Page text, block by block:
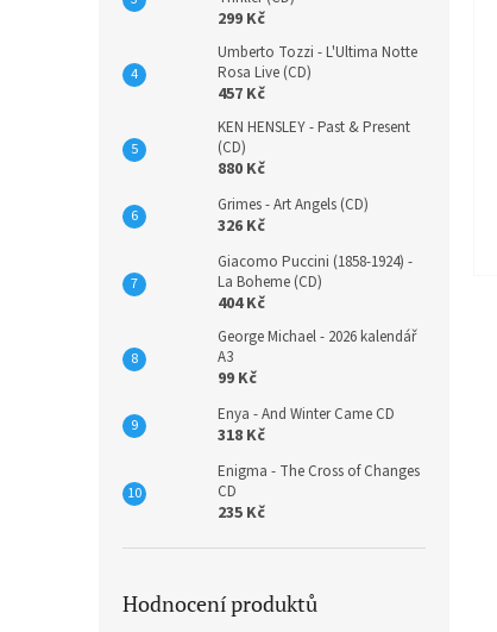
299 Kč
Umberto Tozzi - L'Ultima Notte
Rosa Live (CD)
457 Kč
KEN HENSLEY - Past & Present
(CD)
880 Kč
Grimes - Art Angels (CD)
326 Kč
Giacomo Puccini (1858-1924) -
La Boheme (CD)
404 Kč
George Michael - 2026 kalendář
A3
99 Kč
Enya - And Winter Came CD
318 Kč
Enigma - The Cross of Changes
CD
235 Kč
Hodnocení produktů